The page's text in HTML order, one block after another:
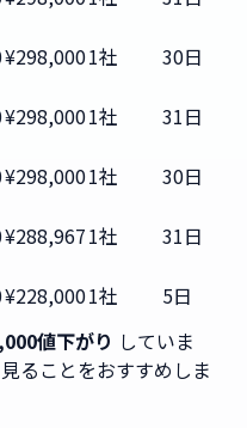
¥298,0001社
30日
¥298,0001社
31日
¥298,0001社
30日
¥288,9671社
31日
¥228,0001社
5日
値下がり していま
ることをおすすめしま